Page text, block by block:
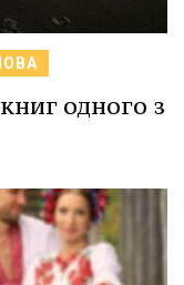
одного з